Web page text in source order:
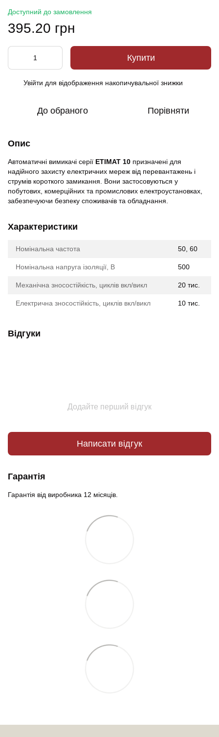
Доступний до замовлення
395.20 грн
Купити
Увійти для відображення накопичувальної знижки
До обраного Порівняти
Опис
Автоматичні вимикачі серії ETIMAT 10 призначені для
надійного захисту електричних мереж від перевантажень і
струмів короткого замикання. Вони застосовуються у
побутових, комерційних та промислових електроустановках,
забезпечуючи безпеку споживачів та обладнання.
Характеристики
Номінальна частота 50, 60
Номінальна напруга ізоляції, В 500
Механічна зносостійкість, циклів вкл/викл 20 тис.
Електрична зносостійкість, циклів вкл/викл 10 тис.
Відгуки
Додайте перший відгук
Написати відгук
Гарантія
Гарантія від виробника 12 місяців.